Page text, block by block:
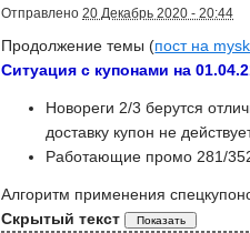
Отправлено20 Декабрь 2020 - 20:44
Продолжение темы (пост на
Ситуация с купонами на
Новореги 2/3 берутся
доставку купон не
Работающие промо 281/
Алгоритм применения
Скрытый текст